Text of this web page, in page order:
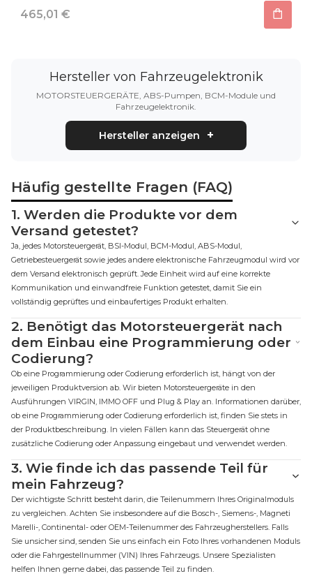
Preis
465,01 €
Hersteller von Fahrzeugelektronik
MOTORSTEUERGERÄTE, ABS-Pumpen, BCM-Module und
Fahrzeugelektronik.
Hersteller anzeigen
Häufig gestellte Fragen (FAQ)
1. Werden die Produkte vor dem
Versand getestet?
Ja, jedes Motorsteuergerät, BSI-Modul, BCM-Modul, ABS-Modul,
Getriebesteuergerät sowie jedes andere elektronische Fahrzeugmodul wird vor
dem Versand elektronisch geprüft. Jede Einheit wird auf eine korrekte
Kommunikation und einwandfreie Funktion getestet, damit Sie ein
vollständig geprüftes und einbaufertiges Produkt erhalten.
2. Benötigt das Motorsteuergerät nach
dem Einbau eine Programmierung oder
Codierung?
Ob eine Programmierung oder Codierung erforderlich ist, hängt von der
jeweiligen Produktversion ab. Wir bieten Motorsteuergeräte in den
Ausführungen VIRGIN, IMMO OFF und Plug & Play an. Informationen darüber,
ob eine Programmierung oder Codierung erforderlich ist, finden Sie stets in
der Produktbeschreibung. In vielen Fällen kann das Steuergerät ohne
zusätzliche Codierung oder Anpassung eingebaut und verwendet werden.
3. Wie finde ich das passende Teil für
mein Fahrzeug?
Der wichtigste Schritt besteht darin, die Teilenummern Ihres Originalmoduls
zu vergleichen. Achten Sie insbesondere auf die Bosch-, Siemens-, Magneti
Marelli-, Continental- oder OEM-Teilenummer des Fahrzeugherstellers. Falls
Sie unsicher sind, senden Sie uns einfach ein Foto Ihres vorhandenen Moduls
oder die Fahrgestellnummer (VIN) Ihres Fahrzeugs. Unsere Spezialisten
helfen Ihnen gerne dabei, das passende Teil zu finden.